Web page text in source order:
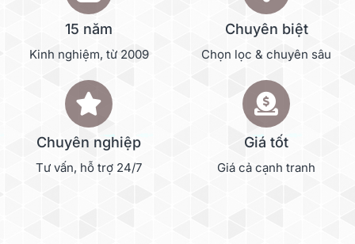
15 năm
Kinh nghiệm, từ 2009
Chuyên biệt
Chọn lọc & chuyên sâu
Chuyên nghiệp
Tư vấn, hỗ trợ 24/7
Giá tốt
Giá cả cạnh tranh